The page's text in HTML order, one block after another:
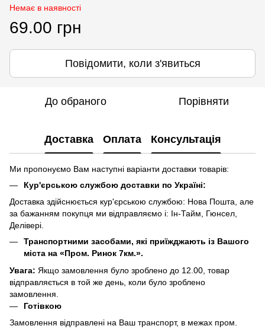
Немає в наявності
69.00 грн
Повідомити, коли з'явиться
До обраного Порівняти
Доставка Оплата Консультація
Ми пропонуємо Вам наступні варіанти доставки товарів:
Кур'єрською службою доставки по Україні:
Доставка здійснюється кур'єрською службою: Нова Пошта, але
за бажанням покупця ми відправляємо і: Ін-Тайм, Гюнсел,
Делівері.
Транспортними засобами, які приїжджають із Вашого
міста на «Пром. Ринок 7км.».
Увага: Якщо замовлення було зроблено до 12.00, товар
відправляється в той же день, коли було зроблено
замовлення.
Готівкою
Замовлення відправлені на Ваш транспорт, в межах пром.